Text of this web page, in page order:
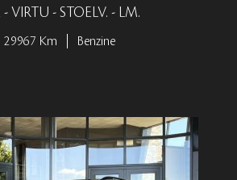
- VIRTU - STOELV. - LM.
29967 Km Benzine